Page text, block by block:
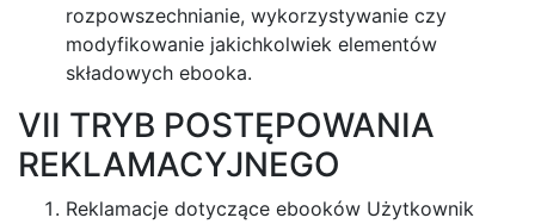
rozpowszechnianie, wykorzystywanie czy
modyfikowanie jakichkolwiek elementów
składowych ebooka.
VII TRYB POSTĘPOWANIA
REKLAMACYJNEGO
Reklamacje dotyczące ebooków Użytkownik